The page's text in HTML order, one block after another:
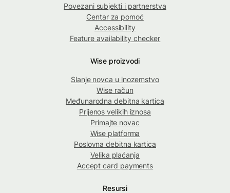
Povezani subjekti i partnerstva
Centar za pomoć
Accessibility
Feature availability checker
Wise proizvodi
Slanje novca u inozemstvo
Wise račun
Međunarodna debitna kartica
Prijenos velikih iznosa
Primajte novac
Wise platforma
Poslovna debitna kartica
Velika plaćanja
Accept card payments
Resursi